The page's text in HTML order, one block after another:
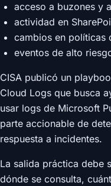
acceso a buzones y
actividad en
cambios en políticas
eventos de alto
CISA publicó un
Cloud Logs que busca
usar logs de Microsoft
parte accionable de
respuesta a incidentes.
La salida práctica debe
dónde se consulta,